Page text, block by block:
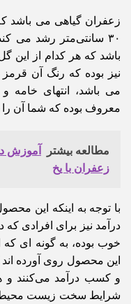
زعفران گیاهی می باشد
۳۰ سانتی‌متر رشد می
نیز بوده که رنگ آن
می باشد، انتهای خامه
معروف بوده که شما آن را
مطالعه بیشتر
آموزش
زعفران با یخ
با توجه به اینکه این
درآمد نیز برای افرادی که
خوب بوده، به گونه ای که
این محصول روی آورده
و کسب درآمد می‌کنند و
شرایط سخت زیست ‌محیطی